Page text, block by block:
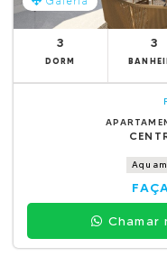
3
DORM
3
Chamar